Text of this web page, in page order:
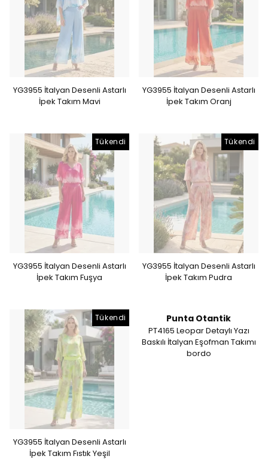
YG3955 İtalyan Desenli Astarlı
İpek Takım Mavi
YG3955 İtalyan Desenli Astarlı
İpek Takım Oranj
Tükendi
YG3955 İtalyan Desenli Astarlı
İpek Takım Fuşya
Tükendi
YG3955 İtalyan Desenli Astarlı
İpek Takım Pudra
Tükendi
YG3955 İtalyan Desenli Astarlı
İpek Takım Fıstık Yeşil
Punta Otantik
PT4165 Leopar Detaylı Yazı
Baskılı İtalyan Eşofman Takımı
bordo